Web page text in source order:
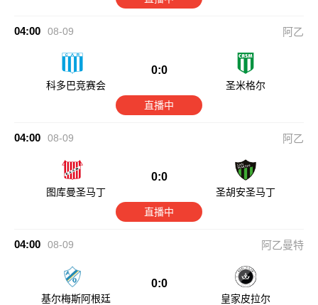
04:00 08-09 阿乙
科多巴竞赛会
0:0
圣米格尔
直播中
04:00 08-09 阿乙
图库曼圣马丁
0:0
圣胡安圣马丁
直播中
04:00 08-09 阿乙曼特
基尔梅斯阿根廷
0:0
皇家皮拉尔